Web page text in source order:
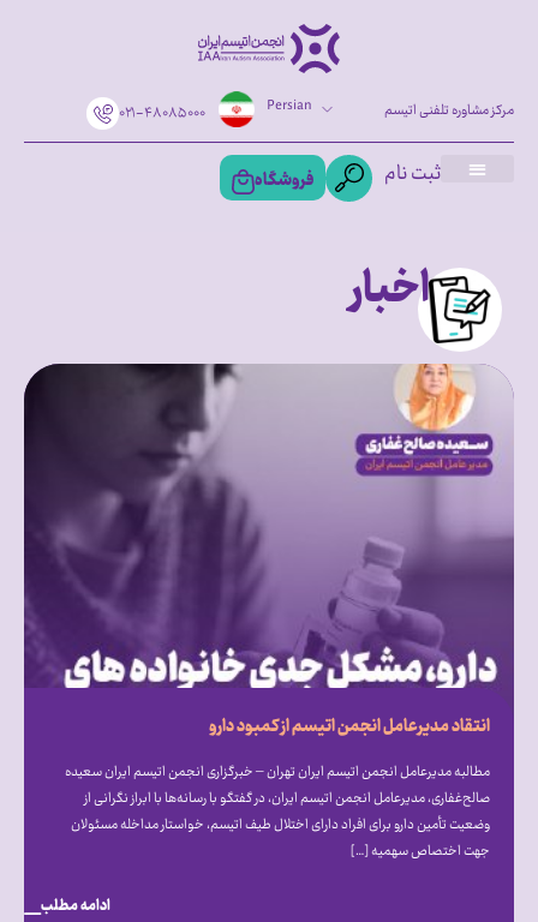
۰۲۱-۴۸۰۸۵۰۰۰ Persian مرکز مشاوره تلفنی اتیسم
ثبت نام فروشگاه
اخبار
انتقاد مدیرعامل انجمن اتیسم از کمبود دارو
مطالبه مدیرعامل انجمن اتیسم ایران تهران – خبرگزاری انجمن اتیسم ایران سعیده
صالح‌غفاری، مدیرعامل انجمن اتیسم ایران، در گفتگو با رسانه‌ها با ابراز نگرانی از
وضعیت تأمین دارو برای افراد دارای اختلال طیف اتیسم، خواستار مداخله مسئولان
جهت اختصاص سهمیه […]
ادامه مطلب